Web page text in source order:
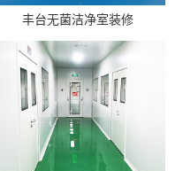
丰台无菌洁净室装修